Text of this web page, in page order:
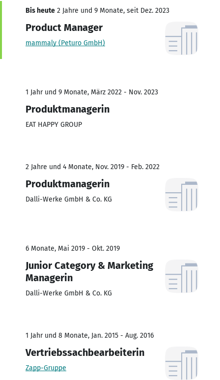
Bis heute 2 Jahre und 9 Monate, seit Dez. 2023
Product Manager
mammaly (Peturo GmbH)
1 Jahr und 9 Monate, März 2022 - Nov. 2023
Produktmanagerin
EAT HAPPY GROUP
2 Jahre und 4 Monate, Nov. 2019 - Feb. 2022
Produktmanagerin
Dalli-Werke GmbH & Co. KG
6 Monate, Mai 2019 - Okt. 2019
Junior Category & Marketing
Managerin
Dalli-Werke GmbH & Co. KG
1 Jahr und 8 Monate, Jan. 2015 - Aug. 2016
Vertriebssachbearbeiterin
Zapp-Gruppe